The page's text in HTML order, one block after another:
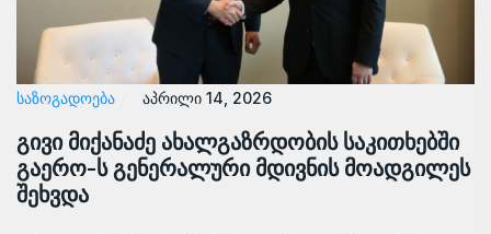
ᲡᲐᲖᲝᲒᲐᲓᲝᲔᲑᲐ აპრილი 14, 2026
გივი მიქანაძე ახალგაზრდობის საკითხებში
გაერო-ს გენერალური მდივნის მოადგილეს
შეხვდა